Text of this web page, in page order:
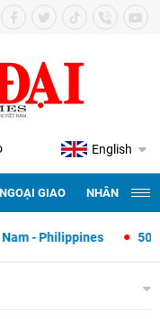
English
GIAO NHÂN
500 ngày đêm